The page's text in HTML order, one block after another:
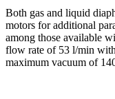
Both gas and liquid
motors for additional
among those available
flow rate of 53 l/min
maximum vacuum of